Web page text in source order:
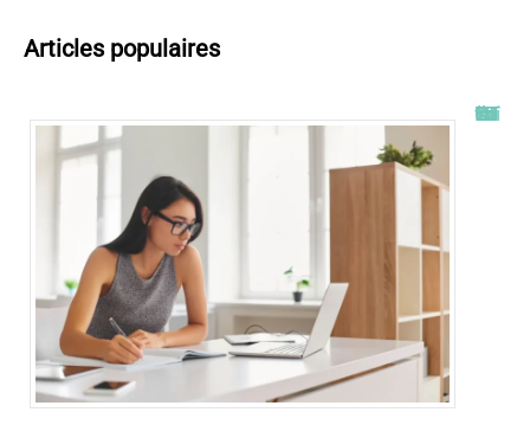
Articles populaires
Tout savoir sur l’ENT UT2J